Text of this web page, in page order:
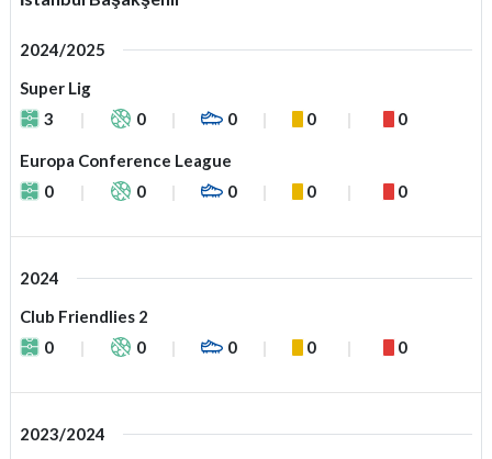
2024/2025
Super Lig
3
0 0 0 0
Europa Conference League
0
0 0 0 0
2024
Club Friendlies 2
0
0 0 0 0
2023/2024